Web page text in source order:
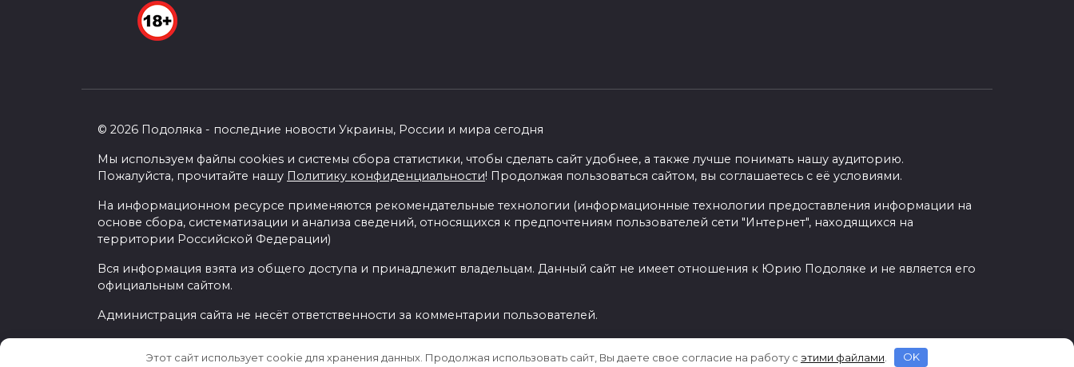
© 2026 Подоляка - последние новости Украины, России и мира сегодня
Мы используем файлы cookies и системы сбора статистики, чтобы сделать сайт удобнее, а также лучше понимать нашу аудиторию.
Пожалуйста, прочитайте нашу Политику конфиденциальности! Продолжая пользоваться сайтом, вы соглашаетесь с её условиями.
На информационном ресурсе применяются рекомендательные технологии (информационные технологии предоставления информации на
основе сбора, систематизации и анализа сведений, относящихся к предпочтениям пользователей сети "Интернет", находящихся на
территории Российской Федерации)
Вся информация взята из общего доступа и принадлежит владельцам. Данный сайт не имеет отношения к Юрию Подоляке и не является его
официальным сайтом.
Администрация сайта не несёт ответственности за комментарии пользователей.
Этот сайт использует cookie для хранения данных. Продолжая использовать сайт, Вы даете свое согласие на работу с этими файлами OK